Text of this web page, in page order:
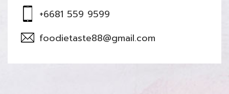
+6681 559 9599
foodietaste88@gmail.com